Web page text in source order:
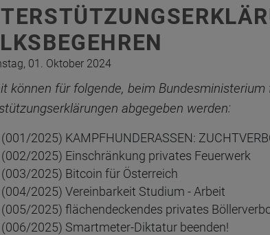
01. Oktober 2024
können für folgende, beim
abgegeben werden:
(001/2025) KAMPFHUNDERASSEN:
(002/2025) Einschränkung privates Feuerwerk
(003/2025) Bitcoin für Österreich
(004/2025) Vereinbarkeit Studium - Arbeit
(005/2025) flächendeckendes privates
(006/2025) Smartmeter-Diktatur beenden!